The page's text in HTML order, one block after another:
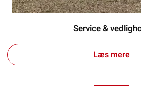
Service &
Læs mere